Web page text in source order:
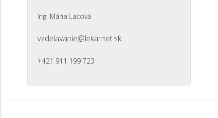
Ing. Mária Lacová
vzdelavanie@lekarnet.sk
+421 911 199 723